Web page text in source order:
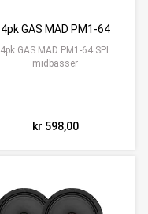
4pk GAS MAD PM1-64
4pk GAS MAD PM1-64 SPL
midbasser
kr 598,00